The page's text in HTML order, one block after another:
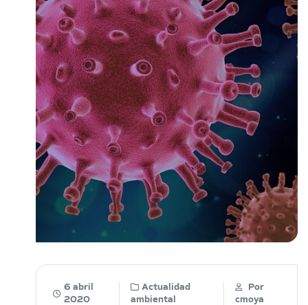
6 abril
2020
Actualidad
ambiental
Por
cmoya